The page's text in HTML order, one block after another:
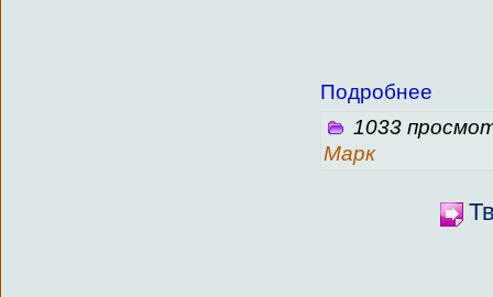
Подробнее
1033
Марк